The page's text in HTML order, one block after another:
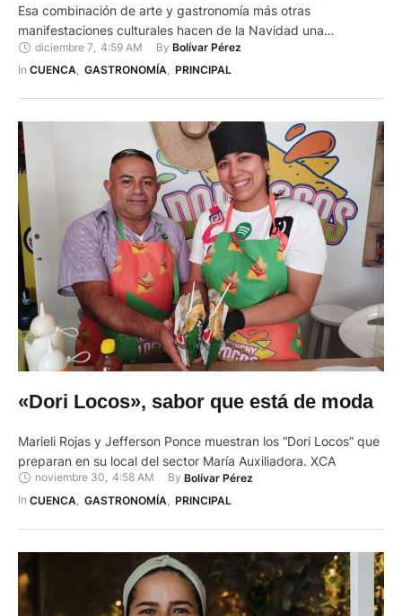
Esa combinación de arte y gastronomía más otras
manifestaciones culturales hacen de la Navidad una
festividad única. En la Cuenca de costumbres y tradiciones no
puede faltar esta combinación. Las familias se reúnen,
diciembre 7 4:59 AM By Bolívar Pérez
In CUENCA, GASTRONOMÍA, PRINCIPAL
«Dori Locos», sabor que está de moda
Marieli Rojas y Jefferson Ponce muestran los “Dori Locos” que
preparan en su local del sector María Auxiliadora. XCA
noviembre 30, 4:58 AM By Bolívar Pérez
In CUENCA GASTRONOMÍA PRINCIPAL